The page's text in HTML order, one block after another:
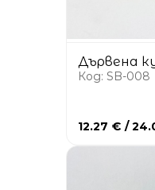
Дървена
Код: SB-008
12.27 € /